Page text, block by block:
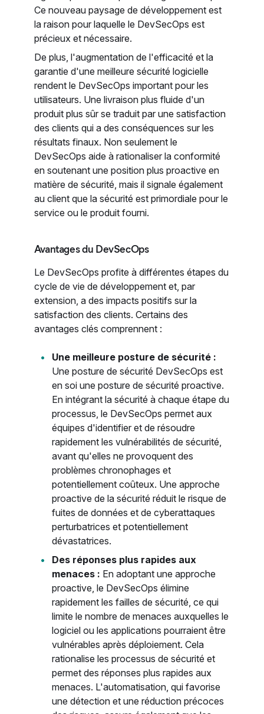
Ce nouveau paysage de développement est
la raison pour laquelle le DevSecOps est
précieux et nécessaire.
De plus, l'augmentation de l'efficacité et la
garantie d'une meilleure sécurité logicielle
rendent le DevSecOps important pour les
utilisateurs. Une livraison plus fluide d'un
produit plus sûr se traduit par une satisfaction
des clients qui a des conséquences sur les
résultats finaux. Non seulement le
DevSecOps aide à rationaliser la conformité
en soutenant une position plus proactive en
matière de sécurité, mais il signale également
au client que la sécurité est primordiale pour le
service ou le produit fourni.
Avantages du DevSecOps
Le DevSecOps profite à différentes étapes du
cycle de vie de développement et, par
extension, a des impacts positifs sur la
satisfaction des clients. Certains des
avantages clés comprennent :
Une meilleure posture de sécurité :
Une posture de sécurité DevSecOps est
en soi une posture de sécurité proactive.
En intégrant la sécurité à chaque étape du
processus, le DevSecOps permet aux
équipes d'identifier et de résoudre
rapidement les vulnérabilités de sécurité,
avant qu'elles ne provoquent des
problèmes chronophages et
potentiellement coûteux. Une approche
proactive de la sécurité réduit le risque de
fuites de données et de cyberattaques
perturbatrices et potentiellement
dévastatrices.
Des réponses plus rapides aux
menaces : En adoptant une approche
proactive, le DevSecOps élimine
rapidement les failles de sécurité, ce qui
limite le nombre de menaces auxquelles le
logiciel ou les applications pourraient être
vulnérables après déploiement. Cela
rationalise les processus de sécurité et
permet des réponses plus rapides aux
menaces. L'automatisation, qui favorise
une détection et une réduction précoces